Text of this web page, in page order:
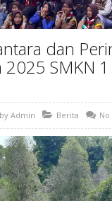
dan
SMKN
by Admin Berita